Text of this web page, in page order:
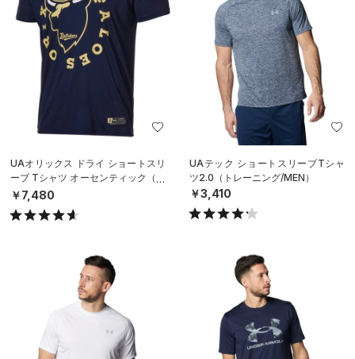
UAオリックス ドライ ショートスリ
ーブ Tシャツ オーセンティック（ベ
ースボール/MEN）
￥7,480
UAテック ショートスリーブTシャ
ツ2.0（トレーニング/MEN）
￥3,410